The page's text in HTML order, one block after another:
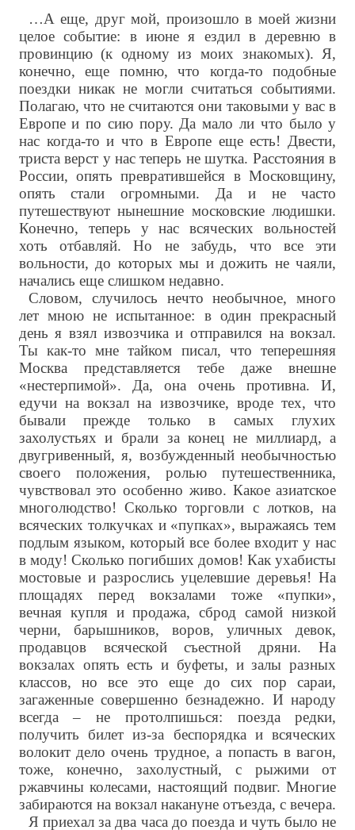
…А еще, друг мой, произошло в моей жизни
целое событие: в июне я ездил в деревню в
провинцию (к одному из моих знакомых). Я,
конечно, еще помню, что когда-то подобные
поездки никак не могли считаться событиями.
Полагаю, что не считаются они таковыми у вас в
Европе и по сию пору. Да мало ли что было у
нас когда-то и что в Европе еще есть! Двести,
триста верст у нас теперь не шутка. Расстояния в
России, опять превратившейся в Московщину,
опять стали огромными. Да и не часто
путешествуют нынешние московские людишки.
Конечно, теперь у нас всяческих вольностей
хоть отбавляй. Но не забудь, что все эти
вольности, до которых мы и дожить не чаяли,
начались еще слишком недавно.
Словом, случилось нечто необычное, много
лет мною не испытанное: в один прекрасный
день я взял извозчика и отправился на вокзал.
Ты как-то мне тайком писал, что теперешняя
Москва представляется тебе даже внешне
«нестерпимой». Да, она очень противна. И,
едучи на вокзал на извозчике, вроде тех, что
бывали прежде только в самых глухих
захолустьях и брали за конец не миллиард, а
двугривенный, я, возбужденный необычностью
своего положения, ролью путешественника,
чувствовал это особенно живо. Какое азиатское
многолюдство! Сколько торговли с лотков, на
всяческих толкучках и «пупках», выражаясь тем
подлым языком, который все более входит у нас
в моду! Сколько погибших домов! Как ухабисты
мостовые и разрослись уцелевшие деревья! На
площадях перед вокзалами тоже «пупки»,
вечная купля и продажа, сброд самой низкой
черни, барышников, воров, уличных девок,
продавцов всяческой съестной дряни. На
вокзалах опять есть и буфеты, и залы разных
классов, но все это еще до сих пор сараи,
загаженные совершенно безнадежно. И народу
всегда – не протолпишься: поезда редки,
получить билет из-за беспорядка и всяческих
волокит дело очень трудное, а попасть в вагон,
тоже, конечно, захолустный, с рыжими от
ржавчины колесами, настоящий подвиг. Многие
забираются на вокзал накануне отъезда, с вечера.
Я приехал за два часа до поезда и чуть было не